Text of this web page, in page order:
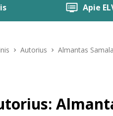
Apie
Autorius Almantas